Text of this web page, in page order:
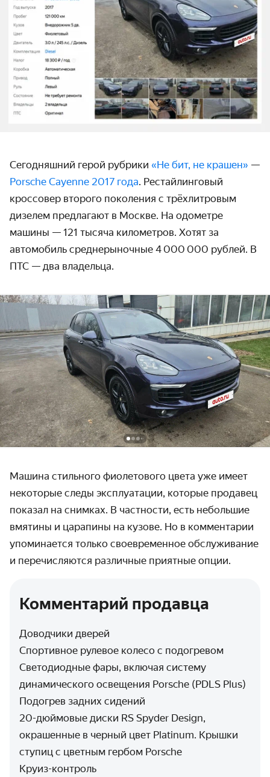
Сегодняшний герой рубрики «Не бит, не крашен» —
Porsche Cayenne 2017 года. Рестайлинговый
кроссовер второго поколения с трёхлитровым
дизелем предлагают в Москве. На одометре
машины — 121 тысяча километров. Хотят за
автомобиль среднерыночные 4 000 000 рублей. В
ПТС — два владельца.
Машина стильного фиолетового цвета уже имеет
некоторые следы эксплуатации, которые продавец
показал на снимках. В частности, есть небольшие
вмятины и царапины на кузове. Но в комментарии
упоминается только своевременное обслуживание
и перечисляются различные приятные опции.
Комментарий продавца
Доводчики дверей
Спортивное рулевое колесо с подогревом
Светодиодные фары, включая систему
динамического освещения Porsche (PDLS Plus)
Подогрев задних сидений
20-дюймовые диски RS Spyder Design,
окрашенные в черный цвет Platinum. Крышки
ступиц с цветным гербом Porsche
Круиз-контроль